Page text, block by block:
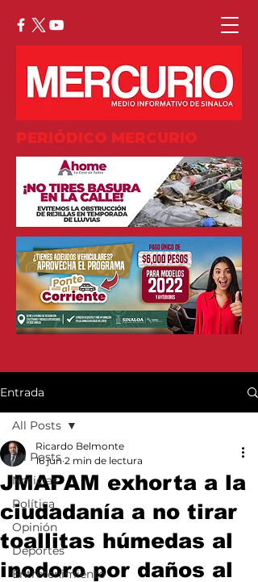
PERIÓDICO MERCURIO
Entrada
All Posts
Noticias
Política
Opinión
Deportes
Entretenimiento
All Posts
JMAPAM exhorta a la
ciudadanía a no tirar
toallitas húmedas al
inodoro por daños al
Ricardo Belmonte
16 jun 2 min de lectura